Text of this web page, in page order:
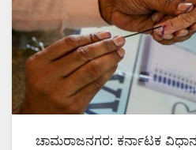
ಚಾಮರಾಜನಗರ: ಕರ್ನಾಟಕ